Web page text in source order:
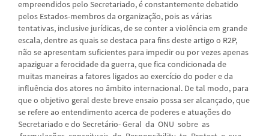
empreendidos pelo Secretariado, é constantemente debatido
pelos Estados-membros da organização, pois as várias
tentativas, inclusive jurídicas, de se conter a violência em grande
escala, dentre as quais se destaca para fins deste artigo o R2P,
não se apresentam suficientes para impedir ou por vezes apenas
apaziguar a ferocidade da guerra, que fica condicionada de
muitas maneiras a fatores ligados ao exercício do poder e da
influência dos atores no âmbito internacional. De tal modo, para
que o objetivo geral deste breve ensaio possa ser alcançado, que
se refere ao entendimento acerca de poderes e atuações do
Secretariado e do Secretário- Geral da ONU sobre as